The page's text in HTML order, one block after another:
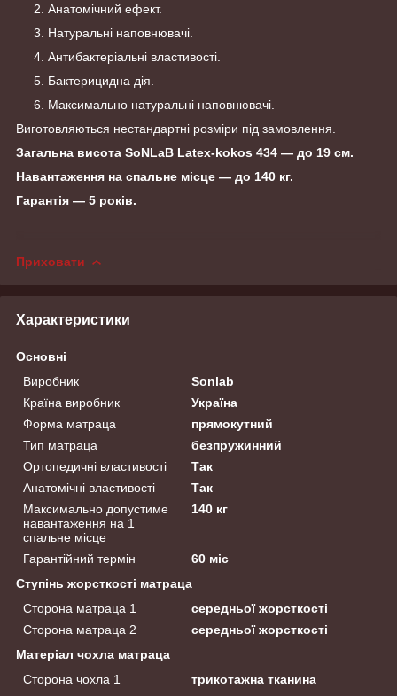
Анатомічний ефект.
Натуральні наповнювачі.
Антибактеріальні властивості.
Бактерицидна дія.
Максимально натуральні наповнювачі.
Виготовляються нестандартні розміри під замовлення.
Загальна висота SoNLaB Latex-kokos 434 — до 19 см.
Навантаження на спальне місце — до 140 кг.
Гарантія — 5 років.
Приховати
Характеристики
Основні
Виробник
Sonlab
Країна виробник
Україна
Форма матраца
прямокутний
Тип матраца
безпружинний
Ортопедичні властивості
Так
Анатомічні властивості
Так
Максимально допустиме
навантаження на 1
спальне місце
140 кг
Гарантійний термін
60 міс
Ступінь жорсткості матраца
Сторона матраца 1
середньої жорсткості
Сторона матраца 2
середньої жорсткості
Матеріал чохла матраца
Сторона чохла 1
трикотажна тканина